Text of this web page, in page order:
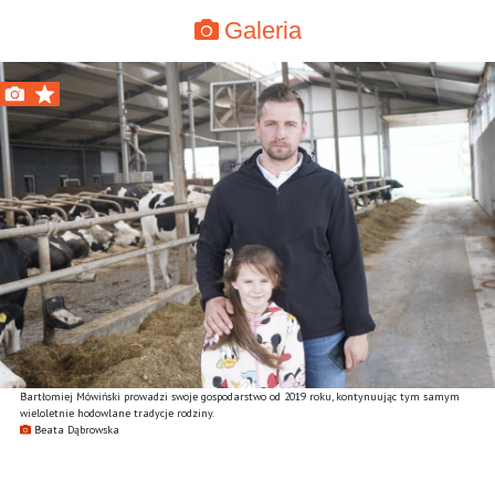
Bartłomiej Mówiński prowadzi swoje gospodarstwo od 2019 roku, kontynuując tym samym
wieloletnie hodowlane tradycje rodziny.
Beata Dąbrowska
Galeria